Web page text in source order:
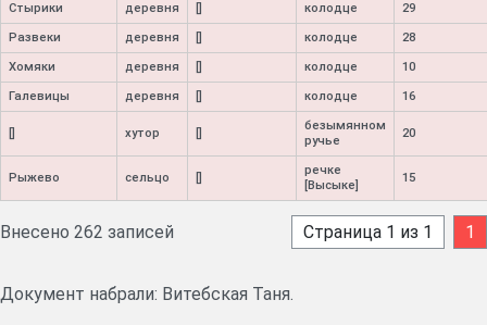
Стырики деревня колодце 29
Развеки деревня колодце 28
Хомяки деревня колодце 10
Галевицы деревня колодце 16
хутор
безымянном
ручье
20
Рыжево сельцо
речке
[Высыке]
15
Внесено 262 записей Страница 1 из 1 1
Документ набрали: Витебская Таня.